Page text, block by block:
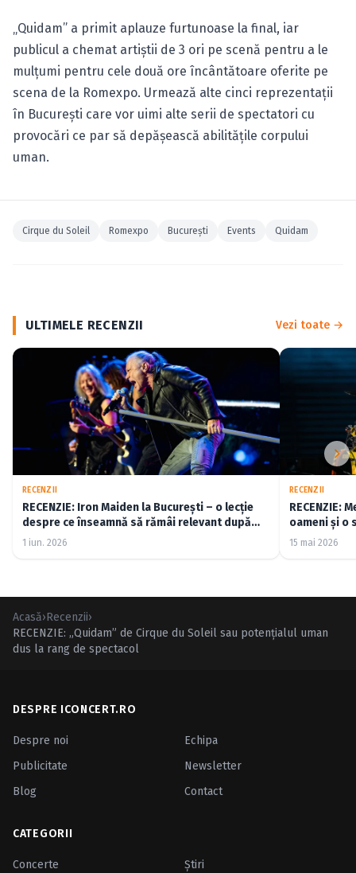
„Quidam” a primit aplauze furtunoase la final, iar
publicul a chemat artiştii de 3 ori pe scenă pentru a le
mulţumi pentru cele două ore încântătoare oferite pe
scena de la Romexpo. Urmează alte cinci reprezentaţii
în Bucureşti care vor uimi alte serii de spectatori cu
provocări ce par să depăşească abilităţile corpului
uman.
Cirque du Soleil Romexpo Bucureşti Events Quidam
ULTIMELE RECENZII Vezi toate →
RECENZII
RECENZIE: Iron Maiden la București – o lecție
despre ce înseamnă să rămâi relevant după
cincizeci de ani (FOTO)
1 iun. 2026
RECENZII
RECENZIE:
oameni și o
15 mai 2026
Acasă›Recenzii›
RECENZIE: „Quidam” de Cirque du Soleil sau potenţialul uman
dus la rang de spectacol
DESPRE ICONCERT.RO
Despre noi
Echipa
Publicitate
Newsletter
Blog
Contact
CATEGORII
Concerte
Ştiri